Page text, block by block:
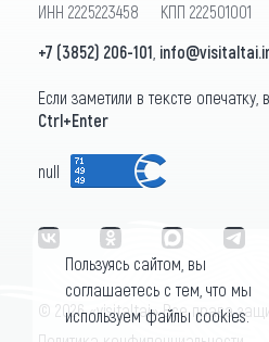
ИНН 2225223458 КПП 222501001
+7 (3852) 206-101
Если заметили в тексте
Ctrl+Enter
null
© 2026 «visitaltai» Все права
Пользуясь сайтом, вы
соглашаетесь с тем, что мы
используем файлы cookies.